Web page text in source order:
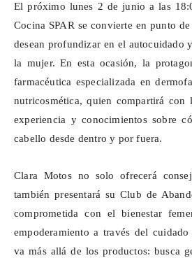
El próximo lunes 2 de junio a las
Cocina SPAR se convierte en punto
desean profundizar en el autocuidado
la mujer. En esta ocasión, la
farmacéutica especializada en
nutricosmética, quien compartirá con
experiencia y conocimientos sobre
cabello desde dentro y por fuera.
Clara Motos no solo ofrecerá
también presentará su Club de
comprometida con el bienestar
empoderamiento a través del
va más allá de los productos: busca